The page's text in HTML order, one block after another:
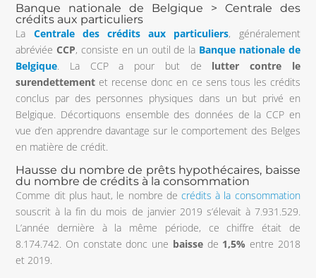
Banque nationale de Belgique > Centrale des
crédits aux particuliers
La Centrale des crédits aux particuliers, généralement
abréviée CCP, consiste en un outil de la Banque nationale de
Belgique . La CCP a pour but de lutter contre le
surendettement et recense donc en ce sens tous les crédits
conclus par des personnes physiques dans un but privé en
Belgique. Décortiquons ensemble des données de la CCP en
vue d’en apprendre davantage sur le comportement des Belges
en matière de crédit.
Hausse du nombre de prêts hypothécaires, baisse
du nombre de crédits à la consommation
Comme dit plus haut, le nombre de crédits à la consommation
souscrit à la fin du mois de janvier 2019 s’élevait à 7.931.529.
L’année dernière à la même période, ce chiffre était de
8.174.742. On constate donc une baissede 1,5% entre 2018
et 2019.